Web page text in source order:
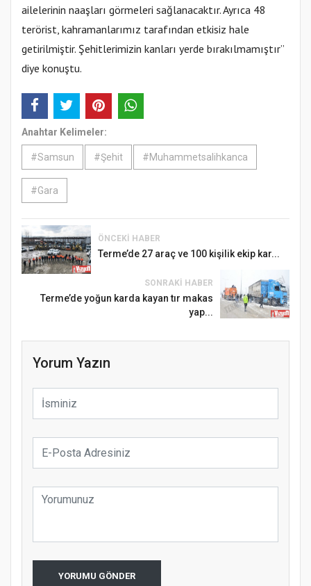
ailelerinin naaşları görmeleri sağlanacaktır. Ayrıca 48
terörist, kahramanlarımız tarafından etkisiz hale
getirilmiştir. Şehitlerimizin kanları yerde bırakılmamıştır”
diye konuştu.
Anahtar Kelimeler:
#Samsun #Şehit #Muhammetsalihkanca
#Gara
ÖNCEKI HABER
Terme’de 27 araç ve 100 kişilik ekip kar...
SONRAKI HABER
Terme’de yoğun karda kayan tır makas
yap...
Yorum Yazın
YORUMU GÖNDER